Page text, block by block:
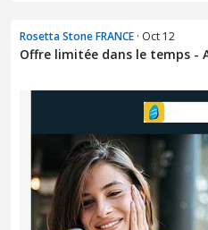
Rosetta Stone FRANCE · Oct 12
Offre limitée dans le temps -